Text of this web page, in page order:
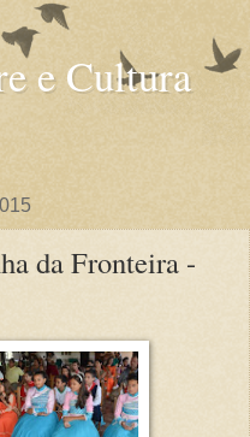
e Cultura
da Fronteira -